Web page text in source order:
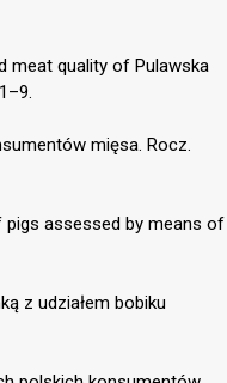
meat quality of Pulawska
mięsa. Rocz.
pigs assessed by means of
z udziałem bobiku